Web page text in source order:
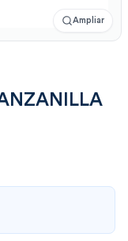
Ampliar